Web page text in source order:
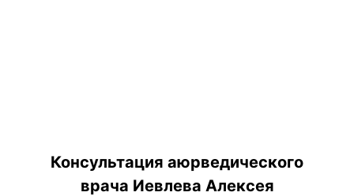
Консультация аюрведического
врача Иевлева Алексея